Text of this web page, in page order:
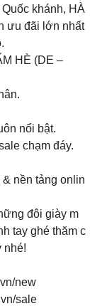
khánh, HÀ
ưu đãi lớn nhất
HÈ (DE –
nổi bật.
chạm đáy.
nền tảng onlin
đôi giày m
tay ghé thăm c
nhé!
new
sale